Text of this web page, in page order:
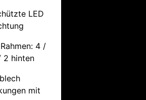
LED
4 /
2 hinten
mit